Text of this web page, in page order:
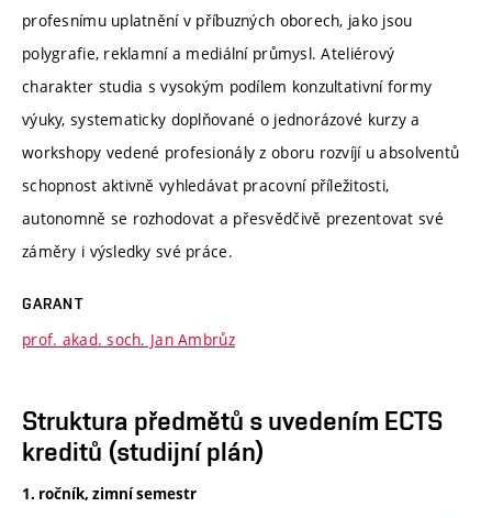
profesnímu uplatnění v příbuzných oborech, jako jsou
polygrafie, reklamní a mediální průmysl. Ateliérový
charakter studia s vysokým podílem konzultativní formy
výuky, systematicky doplňované o jednorázové kurzy a
workshopy vedené profesionály z oboru rozvíjí u absolventů
schopnost aktivně vyhledávat pracovní příležitosti,
autonomně se rozhodovat a přesvědčivě prezentovat své
záměry i výsledky své práce.
GARANT
prof. akad. soch. Jan Ambrůz
Struktura předmětů s uvedením ECTS
kreditů (studijní plán)
1. ročník, zimní semestr